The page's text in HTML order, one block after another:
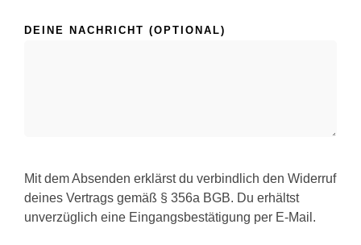
DEINE NACHRICHT (OPTIONAL)
Mit dem Absenden erklärst du verbindlich den Widerruf
deines Vertrags gemäß § 356a BGB. Du erhältst
unverzüglich eine Eingangsbestätigung per E-Mail.